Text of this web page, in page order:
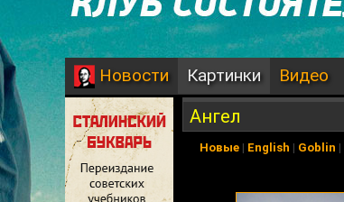
Новости Картинки Видео
Ангел
Новые| English | Goblin |